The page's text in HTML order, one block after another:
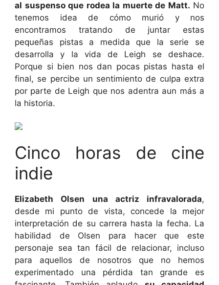
al suspenso que rodea la muerte de Matt. No
tenemos idea de cómo murió y nos
encontramos tratando de juntar estas
pequeñas pistas a medida que la serie se
desarrolla y la vida de Leigh se deshace.
Porque si bien nos dan pocas pistas hasta el
final, se percibe un sentimiento de culpa extra
por parte de Leigh que nos adentra aun más a
la historia.
Cinco horas de cine
indie
Elizabeth Olsen una actriz infravalorada,
desde mi punto de vista, concede la mejor
interpretación de su carrera hasta la fecha. La
habilidad de Olsen para hacer que este
personaje sea tan fácil de relacionar, incluso
para aquellos de nosotros que no hemos
experimentado una pérdida tan grande es